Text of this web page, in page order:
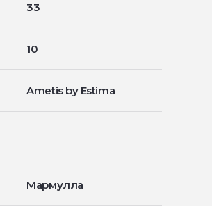
33
10
Ametis by Estima
Мармулла